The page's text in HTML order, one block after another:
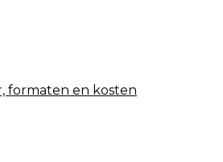
formaten en kosten